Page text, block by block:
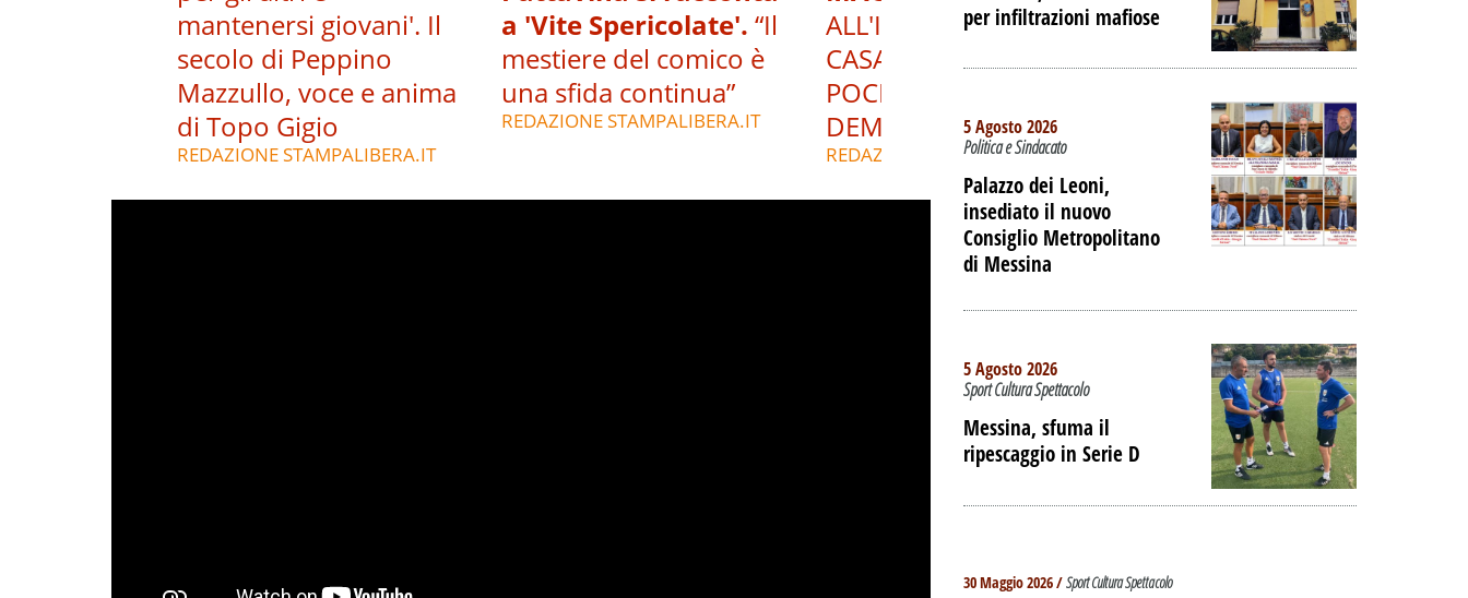
mantenersi giovani'. Il
secolo di Peppino
Mazzullo, voce e anima
di Topo Gigio
REDAZIONE STAMPALIBERA.IT
a 'Vite Spericolate'. “Il
mestiere del comico è
una sfida continua”
REDAZIONE STAMPALIBERA.IT
ALL'INTERNO DELL'EX
CASA DEL PORTUALE A
POCHE ORE DALLA
DEMOLIZIONE
REDAZIONE STAMPALIBERA.IT
per infiltrazioni mafiose
5 Agosto 2026
Politica e Sindacato
Palazzo dei Leoni,
insediato il nuovo
Consiglio Metropolitano
di Messina
5 Agosto 2026
Sport Cultura Spettacolo
Messina, sfuma il
ripescaggio in Serie D
30 Maggio 2026 /Sport Cultura Spettacolo